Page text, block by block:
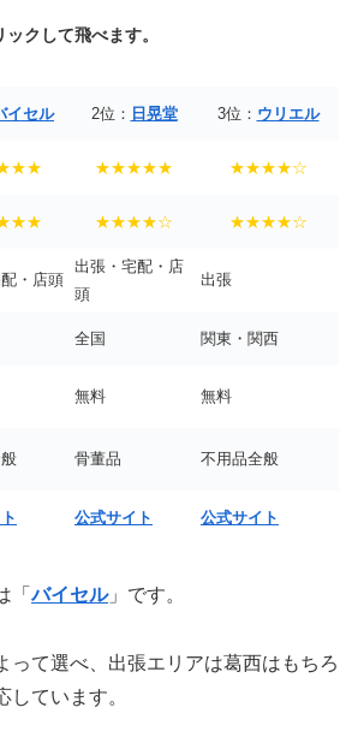
クして飛べます。
イセル 2位： 日晃堂 3位： ウリエル
★★★★★ ★★★★☆
★★★★☆ ★★★★☆
・店頭
出張・宅配・店
頭
出張
全国 関東・関西
無料 無料
骨董品 不用品全般
公式サイト 公式サイト
「バイセル」です。
って選べ、出張エリアは葛西はもちろ
しています。